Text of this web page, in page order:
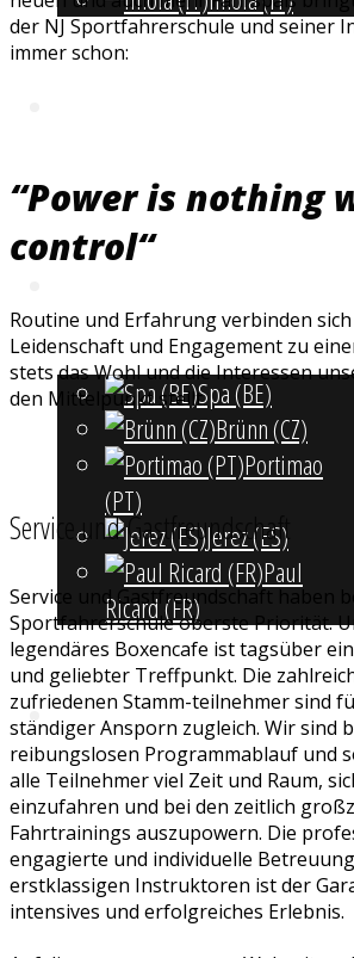
Spa (BE)
Brünn (CZ)
Portimao
(PT)
Jerez (ES)
Paul
Ricard (FR)
Kontakt
der NJ Sportfahrerschule und seiner
immer schon:
“Power is nothing
control“
Routine und Erfahrung verbinden
Leidenschaft und Engagement zu
stets das Wohl und die Interessen
den Mittelpunkt stellt.
Service und Gastfreundschaft
Service und Gastfreundschaft haben
Sportfahrerschule oberste Priorität.
legendäres Boxencafe ist tagsüber
und geliebter Treffpunkt. Die
zufriedenen Stamm-teilnehmer sind
ständiger Ansporn zugleich. Wir sind
reibungslosen Programmablauf und
alle Teilnehmer viel Zeit und Raum,
einzufahren und bei den zeitlich
Fahrtrainings auszupowern. Die
engagierte und individuelle
erstklassigen Instruktoren ist der
intensives und erfolgreiches Erlebnis.